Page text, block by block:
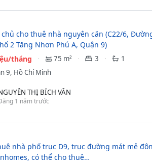
cho thuê nhà nguyên căn (C22/6,
2 Tăng Nhơn Phú A, Quận 9)
tháng
75 m² 3
1
9, Hồ Chí Minh
THỊ BÍCH VÂN
1 năm trước
nhà phố trục D9, trục đường mát mẻ
có thể cho thuê…